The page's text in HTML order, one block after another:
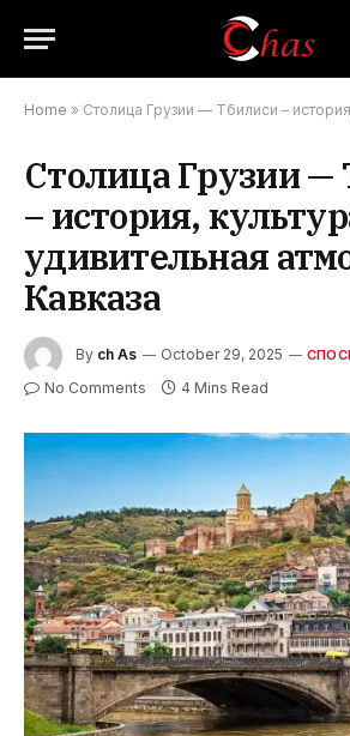
Home » Столица Грузии — Тбилиси – история, культура и
Столица Грузии —
– история,
удивительная
Кавказа
By ch As October 29, 2025
No Comments 4 Mins Read